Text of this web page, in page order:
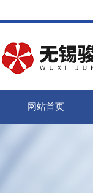
网站首页